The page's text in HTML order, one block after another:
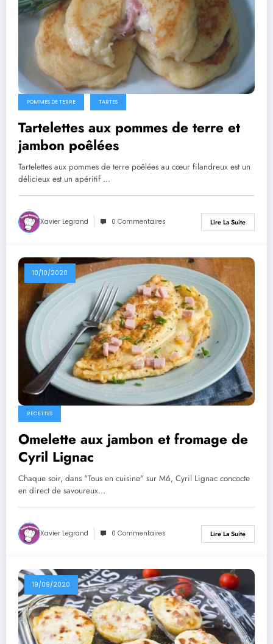
POMMES DE TERRE TARTES
Tartelettes aux pommes de terre et
jambon poêlées
Tartelettes aux pommes de terre poêlées au cœur filandreux est un
délicieux est un apéritif …
Xavier Legrand 0 Commentaires Lire La Suite
10/10/2020
RECETTES
Omelette aux jambon et fromage de
Cyril Lignac
Chaque soir, dans "Tous en cuisine" sur M6, Cyril Lignac concocte
en direct de savoureux…
Xavier Legrand 0 Commentaires Lire La Suite
19/09/2020